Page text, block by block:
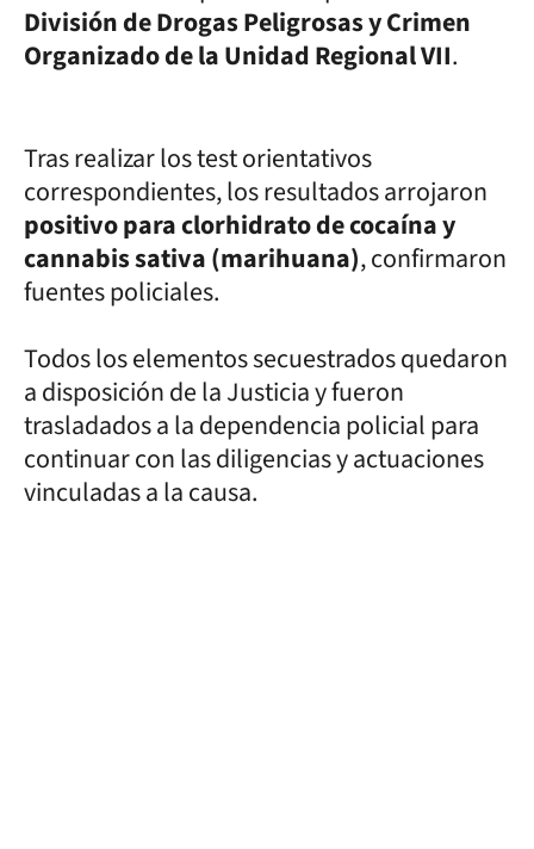
División de Drogas Peligrosas y Crimen
Organizado de la Unidad Regional VII.
Tras realizar los test orientativos
correspondientes, los resultados arrojaron
positivo para clorhidrato de cocaína y
cannabis sativa (marihuana), confirmaron
fuentes policiales.
Todos los elementos secuestrados quedaron
a disposición de la Justicia y fueron
trasladados a la dependencia policial para
continuar con las diligencias y actuaciones
vinculadas a la causa.